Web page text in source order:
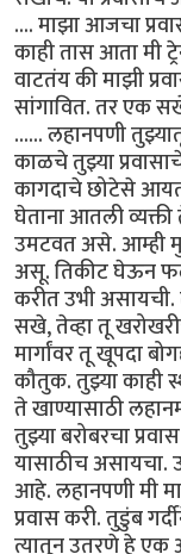
.... माझा आजचा
काही तास आता मी
वाटतंय की माझी
सांगावित. तर एक
...... लहानपणी
काळचे तुझ्या
कागदाचे छोटेसे
घेताना आतली व्यक्ती
उमटवत असे. आम्ही
असू. तिकीट घेऊन
करीत उभी असायची.
सखे, तेव्हा तू
मार्गांवर तू खूपदा
कौतुक. तुझ्या काही
ते खाण्यासाठी
तुझ्या बरोबरचा
यासाठीच असायचा.
आहे. लहानपणी मी
प्रवास करी. तुडुंब
त्यातून उतरणे हे एक